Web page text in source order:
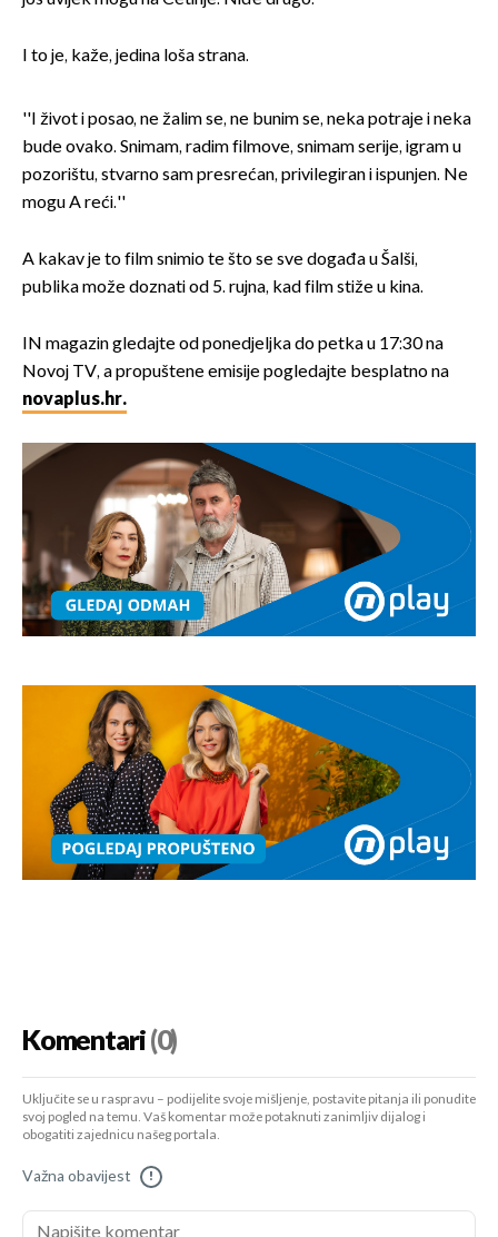
I to je, kaže, jedina loša strana.
''I život i posao, ne žalim se, ne bunim se, neka potraje i neka
bude ovako. Snimam, radim filmove, snimam serije, igram u
pozorištu, stvarno sam presrećan, privilegiran i ispunjen. Ne
mogu A reći.''
A kakav je to film snimio te što se sve događa u Šalši,
publika može doznati od 5. rujna, kad film stiže u kina.
IN magazin gledajte od ponedjeljka do petka u 17:30 na
Novoj TV, a propuštene emisije pogledajte besplatno na
novaplus.hr.
Komentari(0)
Uključite se u raspravu – podijelite svoje mišljenje, postavite pitanja ili ponudite
svoj pogled na temu. Vaš komentar može potaknuti zanimljiv dijalog i
obogatiti zajednicu našeg portala.
Važna obavijest !